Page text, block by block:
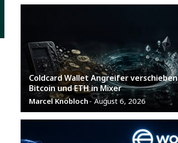
Coldcard Wallet Angreifer verschieben
Bitcoin und ETH in Mixer
Marcel Knobloch- August 6, 2026